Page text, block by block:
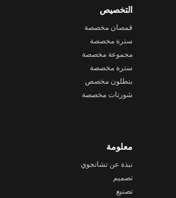
التخصيص
قمصان مخصصة
سترة مخصصة
مجموعة مخصصة
سترة مخصصة
بنطلون مخصص
شورتات مخصصة
معلومة
نبذة عن تشانجوي
تصميم
تصنيع